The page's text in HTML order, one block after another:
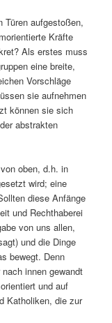
Türen aufgestoßen,
Kräfte
Als erstes muss
eine breite,
Vorschläge
sie aufnehmen
können sie sich
abstrakten
oben, d.h. in
wird; eine
diese Anfänge
und Rechthaberei
von uns allen,
und die Dinge
bewegt. Denn
innen gewandt
und auf
Katholiken, die zur